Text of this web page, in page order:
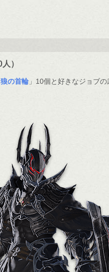
）
狼の首輪 」10個と好きなジョブ